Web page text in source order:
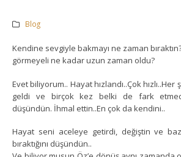
Blog
Kendine sevgiyle bakmayı ne zaman
görmeyeli ne kadar uzun zaman oldu?
Evet biliyorum.. Hayat hızlandı..Çok hızlı..Her
geldi ve birçok kez belki de fark
düşündün. İhmal ettin..En çok da kendini..
Hayat seni aceleye getirdi, değiştin ve
bıraktığını düşündün..